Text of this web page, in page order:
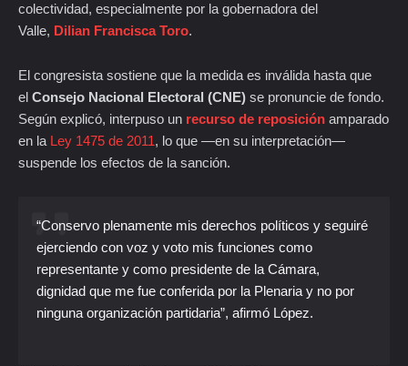
colectividad, especialmente por la gobernadora del
Valle, Dilian Francisca Toro.
El congresista sostiene que la medida es inválida hasta que
el Consejo Nacional Electoral (CNE) se pronuncie de fondo.
Según explicó, interpuso un recurso de reposición amparado
en la Ley 1475 de 2011, lo que —en su interpretación—
suspende los efectos de la sanción.
“Conservo plenamente mis derechos políticos y seguiré
ejerciendo con voz y voto mis funciones como
representante y como presidente de la Cámara,
dignidad que me fue conferida por la Plenaria y no por
ninguna organización partidaria”, afirmó López.